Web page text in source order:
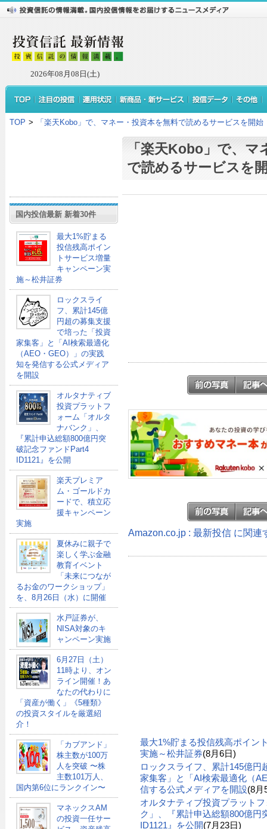
2026年08月08日(土)
TOP > 「楽天Kobo」で、マネー・投資本を無料で読めるサービスを開始
国内投信最新 新着30件
最大1%貯まる
投信残高ポイン
トサービス増量
キャンペーン実
施～松井証券
ロックスライ
フ、累計145億
円超の募集支援
で培った「投資
家集客」と「AI検索最適化
（AEO・GEO）」の実践
知を発信する公式メディア
を開設
オルタナティブ
投資プラットフ
ォーム「オルタ
ナバンク」、
『累計申込総額800億円突
破記念ファンドPart4
ID1121』を公開
楽天プレミア
ム・ゴールドカ
ードで、積立応
援キャンペーン
実施
夏休みに親子で
楽しく学ぶ金融
教育イベント
「未来につなが
るお金のワークショップ」
を、8月26日（水）に開催
水戸証券が、
NISA対象のキ
ャンペーン実施
6月27日（土）
11時より、オン
ライン開催！あ
なたの代わりに
「資産が働く」《5種類》
の投資スタイルを厳選紹
介！
「カブアンド」
株主数が100万
人を突破 〜株
主数101万人、
国内第6位にランクイン〜
マネックスAM
の投資一任サー
「楽天Kobo」で、マ
で読めるサービスを
Amazon.co.jp : 最新投信 に関連
最大1%貯まる投信残高ポイン
実施～松井証券(8月6日)
ロックスライフ、累計145億円
家集客」と「AI検索最適化（
信する公式メディアを開設(8月
オルタナティブ投資プラット
ク」、『累計申込総額800億円
ID1121』を公開(7月23日)